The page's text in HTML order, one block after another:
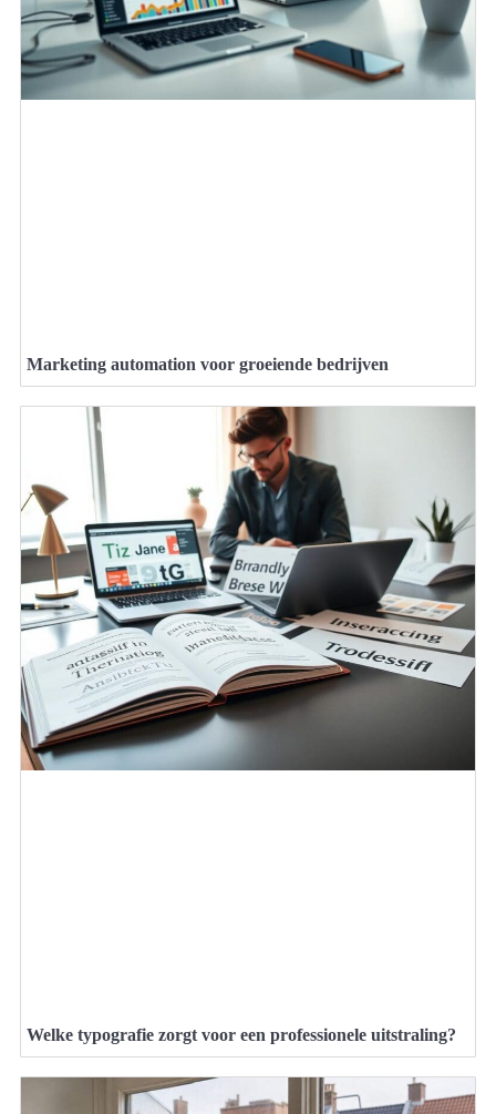
Marketing automation voor groeiende bedrijven
Welke typografie zorgt voor een professionele uitstraling?